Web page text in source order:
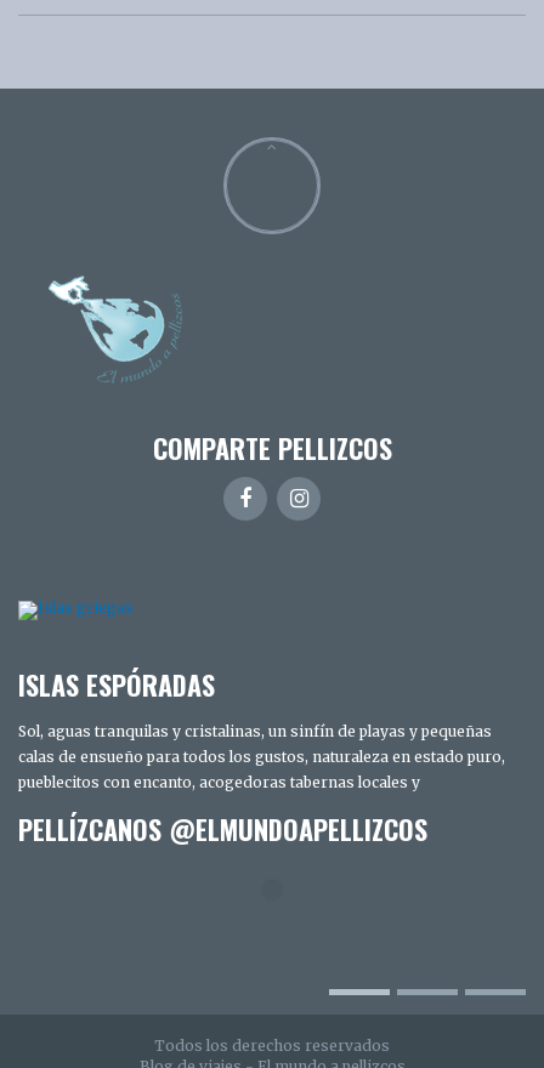
COMPARTE PELLIZCOS
ISLAS ESPÓRADAS
Sol, aguas tranquilas y cristalinas, un sinfín de playas y pequeñas
calas de ensueño para todos los gustos, naturaleza en estado puro,
pueblecitos con encanto, acogedoras tabernas locales y
MEJOR GUARDADOS DE LA CIUDAD
PELLÍZCANOS @ELMUNDOAPELLIZCOS
Todos los derechos reservados